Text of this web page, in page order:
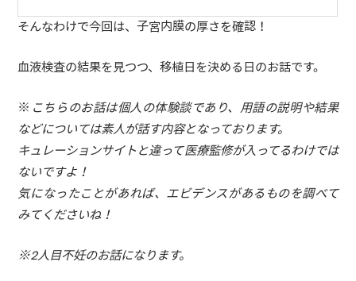
そんなわけで今回は、子宮内膜の厚さを確認！
血液検査の結果を見つつ、移植日を決める日のお話です。
※ こちらのお話は個人の体験談であり、用語の説明や結果
などについては素人が話す内容となっております。
キュレーションサイトと違って医療監修が入ってるわけでは
ないですよ！
気になったことがあれば、エビデンスがあるものを調べて
みてくださいね！
※2人目不妊のお話になります。